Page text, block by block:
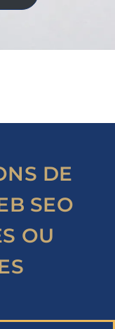
DE
SEO
OU